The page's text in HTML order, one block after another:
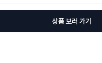
상품 보러 가기